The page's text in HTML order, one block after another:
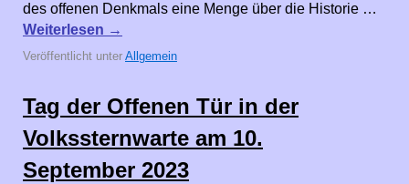
des offenen Denkmals eine Menge über die Historie …
Weiterlesen →
Veröffentlicht unter Allgemein
Tag der Offenen Tür in der
Volkssternwarte am 10.
September 2023